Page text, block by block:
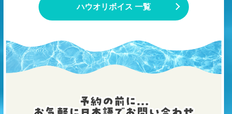
ハウオリボイス 一覧